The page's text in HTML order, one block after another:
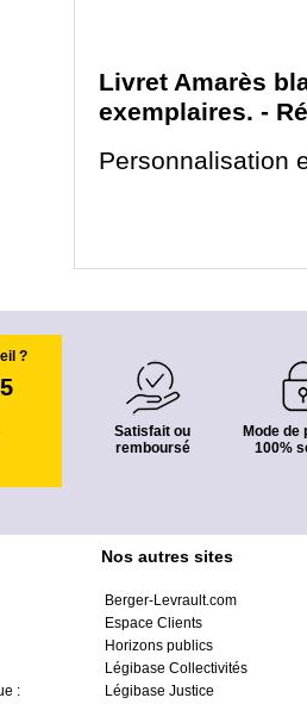
Livret Amarès
exemplaires. -
Personnalisation
?
Satisfait ou
remboursé
Mode de
100%
:
Nos autres sites
Berger-Levrault.com
Espace Clients
Horizons publics
Légibase Collectivités
Légibase Justice